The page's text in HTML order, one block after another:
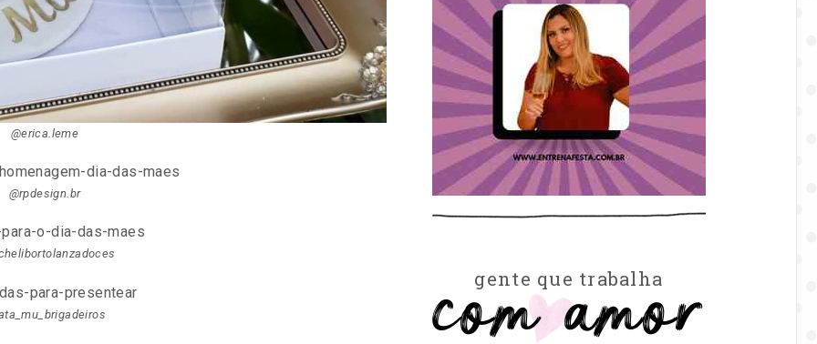
@erica.leme
@rpdesign.br
gente que trabalha
com amor